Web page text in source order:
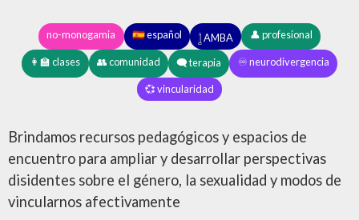
no-monogamia 🇪🇸 español 𓉶 AMBA 👤 profesional
👩‍🏫 clases 👥 comunidad 🗨️ terapia ♾️ neurodivergencia
💞 vincularidad
Brindamos recursos pedagógicos y espacios de
encuentro para ampliar y desarrollar perspectivas
disidentes sobre el género, la sexualidad y modos de
vincularnos afectivamente